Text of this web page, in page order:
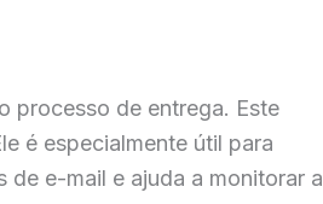
processo de entrega. Este
é especialmente útil para
e-mail e ajuda a monitorar a